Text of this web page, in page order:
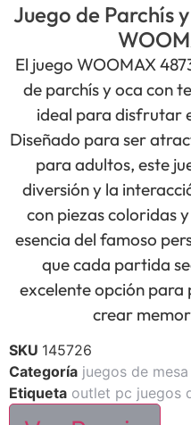
Juego de Parchís
El juego WOOMAX
de parchís y oca con
ideal para disfrutar
Diseñado para ser
para adultos, este
diversión y la
con piezas coloridas
esencia del famoso
que cada partida
excelente opción
crear
SKU 145726
Categoría juegos de mesa
Etiqueta outlet pc juegos